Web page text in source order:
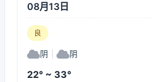
08月13日
良
阴 阴
22° ~ 33°